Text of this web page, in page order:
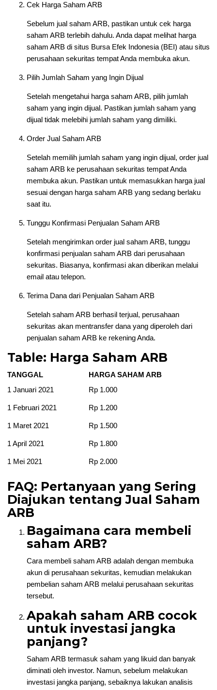
Cek Harga Saham ARB
Sebelum jual saham ARB, pastikan untuk cek harga
saham ARB terlebih dahulu. Anda dapat melihat harga
saham ARB di situs Bursa Efek Indonesia (BEI) atau situs
perusahaan sekuritas tempat Anda membuka akun.
Pilih Jumlah Saham yang Ingin Dijual
Setelah mengetahui harga saham ARB, pilih jumlah
saham yang ingin dijual. Pastikan jumlah saham yang
dijual tidak melebihi jumlah saham yang dimiliki.
Order Jual Saham ARB
Setelah memilih jumlah saham yang ingin dijual, order jual
saham ARB ke perusahaan sekuritas tempat Anda
membuka akun. Pastikan untuk memasukkan harga jual
sesuai dengan harga saham ARB yang sedang berlaku
saat itu.
Tunggu Konfirmasi Penjualan Saham ARB
Setelah mengirimkan order jual saham ARB, tunggu
konfirmasi penjualan saham ARB dari perusahaan
sekuritas. Biasanya, konfirmasi akan diberikan melalui
email atau telepon.
Terima Dana dari Penjualan Saham ARB
Setelah saham ARB berhasil terjual, perusahaan
sekuritas akan mentransfer dana yang diperoleh dari
penjualan saham ARB ke rekening Anda.
Table: Harga Saham ARB
TANGGAL
HARGA SAHAM ARB
1 Januari 2021
Rp 1.000
1 Februari 2021 Rp 1.200
1 Maret 2021 Rp 1.500
1 April 2021 Rp 1.800
1 Mei 2021 Rp 2.000
FAQ: Pertanyaan yang Sering
Diajukan tentang Jual Saham
ARB
Bagaimana cara membeli
saham ARB?
Cara membeli saham ARB adalah dengan membuka
akun di perusahaan sekuritas, kemudian melakukan
pembelian saham ARB melalui perusahaan sekuritas
tersebut.
Apakah saham ARB cocok
untuk investasi jangka
panjang?
Saham ARB termasuk saham yang likuid dan banyak
diminati oleh investor. Namun, sebelum melakukan
investasi jangka panjang, sebaiknya lakukan analisis